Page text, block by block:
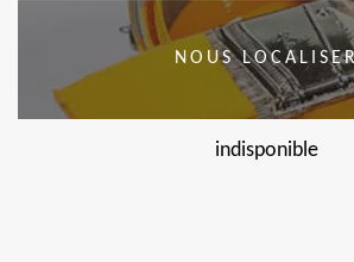
NOUS
indisponible